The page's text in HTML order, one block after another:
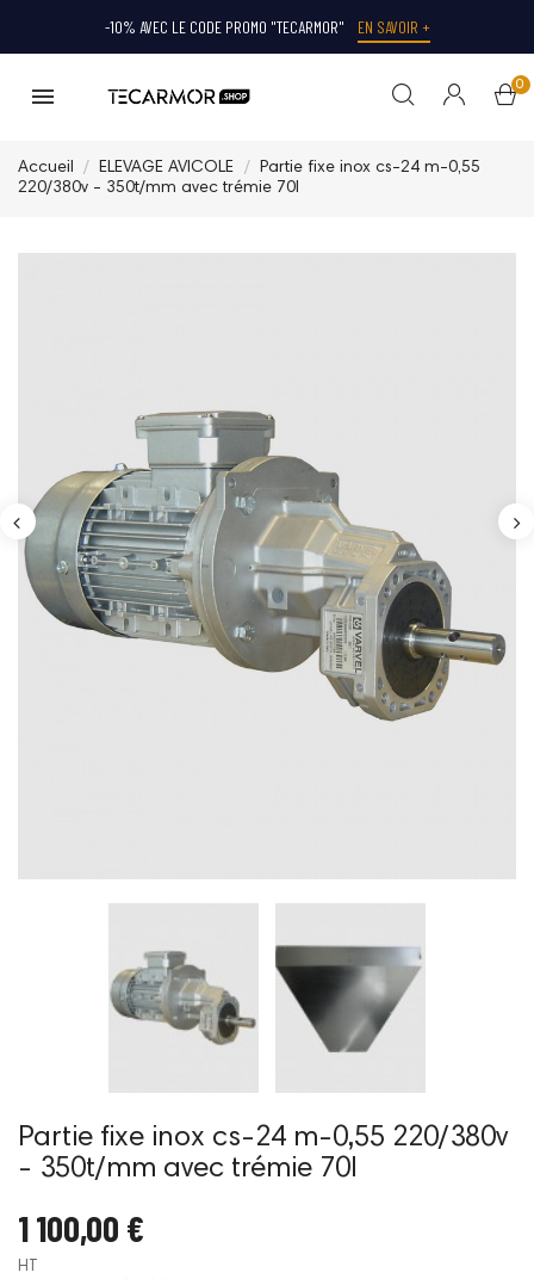
-10% AVEC LE CODE PROMO "TECARMOR" EN SAVOIR +
0
Accueil ELEVAGE AVICOLE
Partie fixe inox cs-24 m-0,55
220/380v - 350t/mm avec trémie 70l
Partie fixe inox cs-24 m-0,55 220/380v
- 350t/mm avec trémie 70l
1 100,00 €
HT